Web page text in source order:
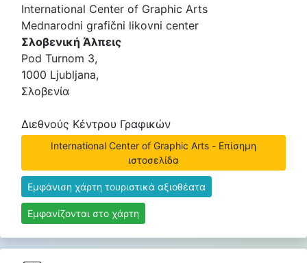
International Center of Graphic Arts
Mednarodni grafični likovni center
Σλοβενική Άλπεις
Pod Turnom 3,
1000 Ljubljana,
Σλοβενία
Διεθνούς Κέντρου Γραφικών
International Center of Graphic Arts - Επίσημη
ιστοσελίδα
Εμφάνιση χάρτη τουριστικά αξιοθέατα
Εμφανίζονται στο χάρτη